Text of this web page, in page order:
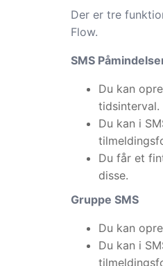
Der er tre
Flow.
SMS
Du kan
tidsinterval.
Du kan i
Du får et
disse.
Gruppe SMS
Du kan
Du kan i